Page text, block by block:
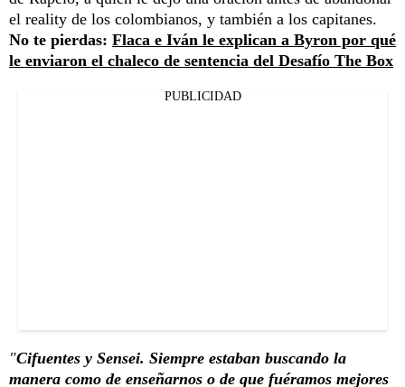
el reality de los colombianos, y también a los capitanes.
No te pierdas: Flaca e Iván le explican a Byron por qué
le enviaron el chaleco de sentencia del Desafío The Box
PUBLICIDAD
"Cifuentes y Sensei. Siempre estaban buscando la
manera como de enseñarnos o de que fuéramos mejores